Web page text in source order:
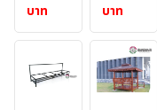
ช่อง
สำหรับ
60
ลิตร
บาท
ช่อง
สำหรับ
60
ลิตร
บาท